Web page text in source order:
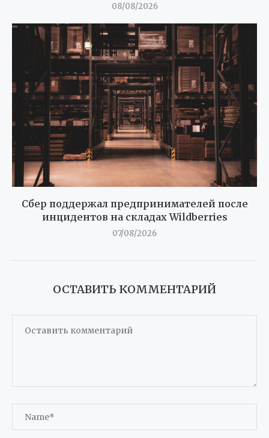
08/08/2026
Сбер поддержал предпринимателей после
инцидентов на складах Wildberries
07/08/2026
ОСТАВИТЬ КОММЕНТАРИЙ